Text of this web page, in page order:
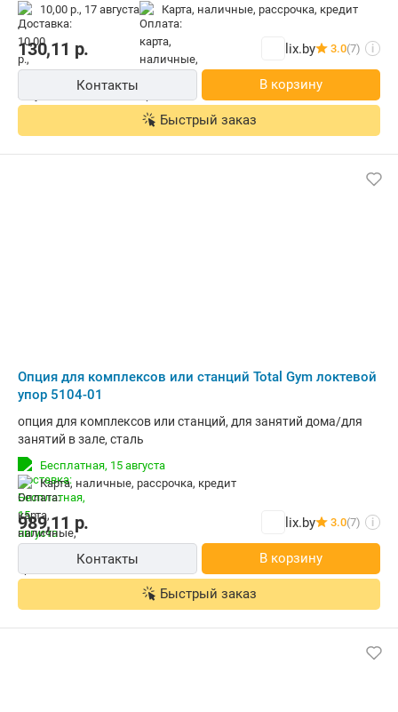
10,00 р., 17 августа карта, наличные, рассрочка, кредит
130,11 р. lix.by 3.0(7) i
Контакты В корзину
Быстрый заказ
Опция для комплексов или станций Total Gym локтевой
упор 5104-01
опция для комплексов или станций, для занятий дома/для
занятий в зале, сталь
Бесплатная, 15 августа
карта, наличные, рассрочка, кредит
989,11 р. lix.by 3.0(7) i
Контакты В корзину
Быстрый заказ